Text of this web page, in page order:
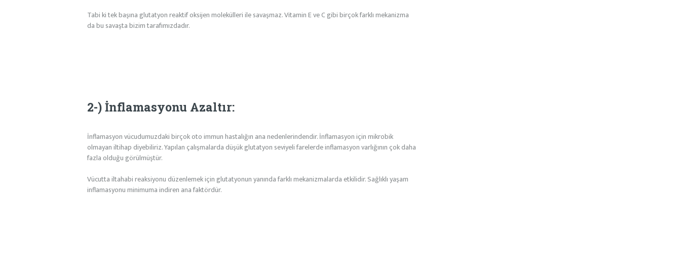
Tabi ki tek başına glutatyon reaktif oksijen molekülleri ile savaşmaz. Vitamin E ve C gibi birçok farklı mekanizma
da bu savaşta bizim tarafımızdadır.
2-) İnflamasyonu Azaltır:
İnflamasyon vücudumuzdaki birçok oto immun hastalığın ana nedenlerindendir. İnflamasyon için mikrobik
olmayan iltihap diyebiliriz. Yapılan çalışmalarda düşük glutatyon seviyeli farelerde inflamasyon varlığının çok daha
fazla olduğu görülmüştür.
Vücutta iltahabi reaksiyonu düzenlemek için glutatyonun yanında farklı mekanizmalarda etkilidir. Sağlıklı yaşam
inflamasyonu minimuma indiren ana faktördür.